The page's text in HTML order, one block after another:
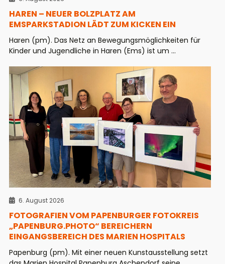
HAREN – NEUER BOLZPLATZ AM
EMSPARKSTADION LÄDT ZUM KICKEN EIN
Haren (pm). Das Netz an Bewegungsmöglichkeiten für
Kinder und Jugendliche in Haren (Ems) ist um ...
6. August 2026
FOTOGRAFIEN VOM PAPENBURGER FOTOKREIS
„PAPENBURG.PHOTO“ BEREICHERN
EINGANGSBEREICH DES MARIEN HOSPITALS
Papenburg (pm). Mit einer neuen Kunstausstellung setzt